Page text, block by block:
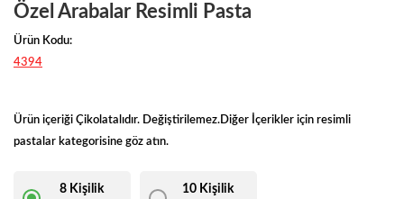
Özel Arabalar Resimli Pasta
Ürün Kodu:
4394
Ürün içeriği Çikolatalıdır. Değiştirilemez.Diğer İçerikler için resimli
pastalar kategorisine göz atın.
8 Kişilik
10 Kişilik